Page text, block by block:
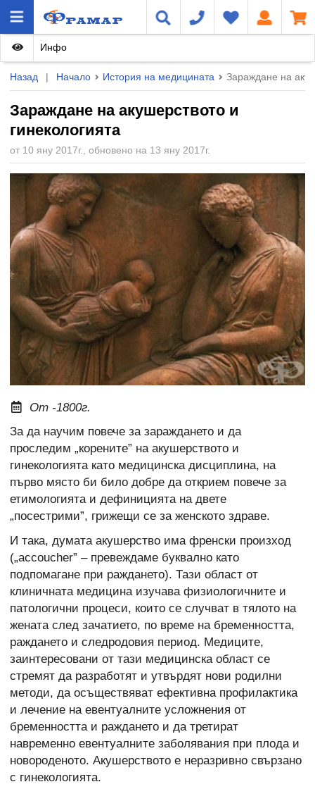
Назад | Начало История на медицината Зараждане на
Зараждане на акушерството и
гинекологията
от 10 яну 2017г., обновено на 13 яну 2017г.
Инфо
От -1800г.
За да научим повече за зараждането и да
проследим „корените” на акушерството и
гинекологията като медицинска дисциплина, на
първо място би било добре да открием повече за
етимологията и дефиницията на двете
„посестрими”, грижещи се за женското здраве.
И така, думата акушерство има френски произход
(„accoucher” – превеждаме буквално като
подпомагане при раждането). Тази област от
клиничната медицина изучава физиологичните и
патологични процеси, които се случват в тялото на
жената след зачатието, по време на бременността,
раждането и следродовия период. Медиците,
заинтересовани от тази медицинска област се
стремят да разработят и утвърдят нови родилни
методи, да осъществяват ефективна профилактика
и лечение на евентуалните усложнения от
бременността и раждането и да третират
навременно евентуалните заболявания при плода и
новороденото. Акушерството е неразривно свързано
с гинекологията.